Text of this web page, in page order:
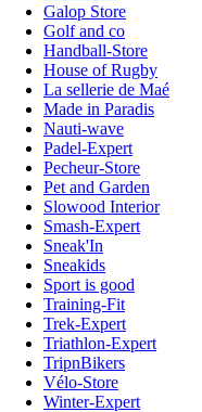
Galop Store
Golf and co
Handball-Store
House of Rugby
La sellerie de Maé
Made in Paradis
Nauti-wave
Padel-Expert
Pecheur-Store
Pet and Garden
Slowood Interior
Smash-Expert
Sneak'In
Sneakids
Sport is good
Training-Fit
Trek-Expert
Triathlon-Expert
TripnBikers
Vélo-Store
Winter-Expert